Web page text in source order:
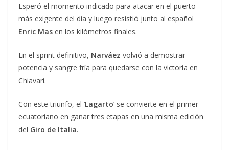
Esperó el momento indicado para atacar en el puerto
más exigente del día y luego resistió junto al español
Enric Mas en los kilómetros finales.
En el sprint definitivo, Narváez volvió a demostrar
potencia y sangre fría para quedarse con la victoria en
Chiavari.
Con este triunfo, el ‘Lagarto’ se convierte en el primer
ecuatoriano en ganar tres etapas en una misma edición
del Giro de Italia.